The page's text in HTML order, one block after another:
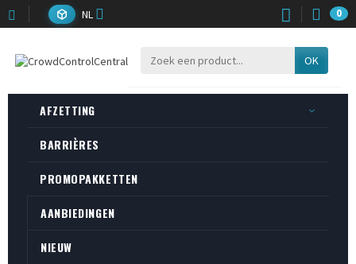
NL 0
OK
AFZETTING
BARRIÈRES
PROMOPAKKETTEN
AANBIEDINGEN
NIEUW